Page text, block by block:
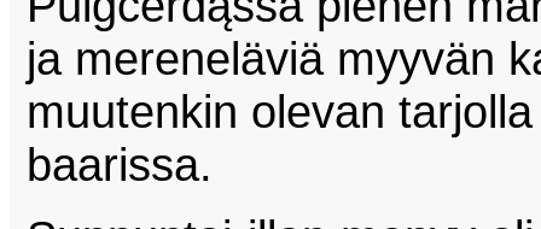
ja mereneläviä myyvän
muutenkin olevan
baarissa.